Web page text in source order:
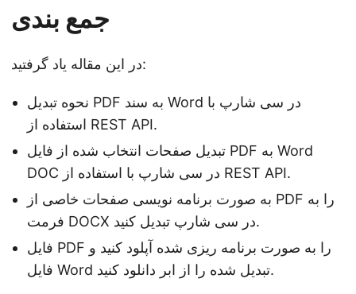
جمع بندی
در این مقاله یاد گرفتید:
نحوه تبدیل PDF به سند Word در سی شارپ با
استفاده از REST API.
تبدیل صفحات انتخاب شده از فایل PDF به Word
DOC در سی شارپ با استفاده از REST API.
به صورت برنامه نویسی صفحات خاصی از PDF را به
فرمت DOCX در سی شارپ تبدیل کنید.
فایل PDF را به صورت برنامه ریزی شده آپلود کنید و
فایل Word تبدیل شده را از ابر دانلود کنید.